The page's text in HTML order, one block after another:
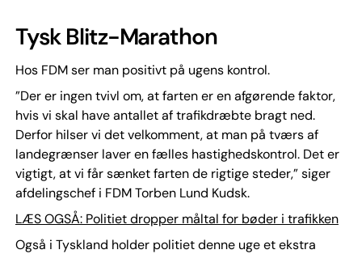
Tysk Blitz-Marathon
Hos FDM ser man positivt på ugens kontrol.
”Der er ingen tvivl om, at farten er en afgørende faktor,
hvis vi skal have antallet af trafikdræbte bragt ned.
Derfor hilser vi det velkomment, at man på tværs af
landegrænser laver en fælles hastighedskontrol. Det er
vigtigt, at vi får sænket farten de rigtige steder,” siger
afdelingschef i FDM Torben Lund Kudsk.
LÆS OGSÅ: Politiet dropper måltal for bøder i trafikken
Også i Tyskland holder politiet denne uge et ekstra